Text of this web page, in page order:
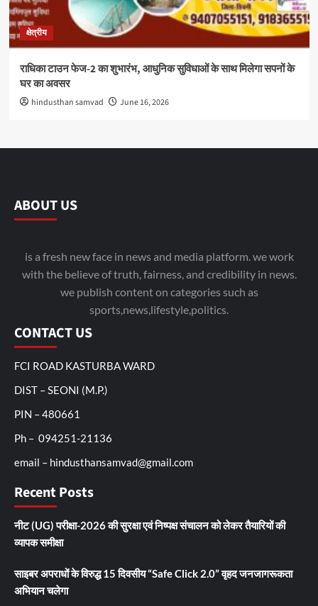
क्षेत्रीय
राधिका टाउन फेज-2 का शुभारंभ, आधुनिक सुविधाओं के साथ मिलेगा सपनों के
घर का अवसर
hindusthan samvad June 16, 2026
ABOUT US
is a fresh new face in news and media platform. we work
with the believe of truth, fairness, and credibility in news.
we publish content on categories such as
sports,news,lifestyle,politics.
CONTACT US
FCI ROAD KASTURBA WARD
DIST – SEONI (M.P.)
PIN – 480661
Ph – 094251-21136
email – hindusthansamvad@gmail.com
Recent Posts
नीट (UG) परीक्षा-2026 की सुरक्षा एवं निष्पक्ष संचालन को लेकर तैयारियों की
व्यापक समीक्षा
साइबर अपराधों के विरुद्ध 15 दिवसीय “Safe Click 2.0” वृहद जनजागरूकता
अभियान चलेगा